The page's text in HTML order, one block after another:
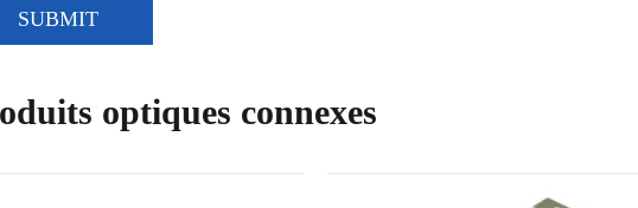
SUBMIT
optiques connexes